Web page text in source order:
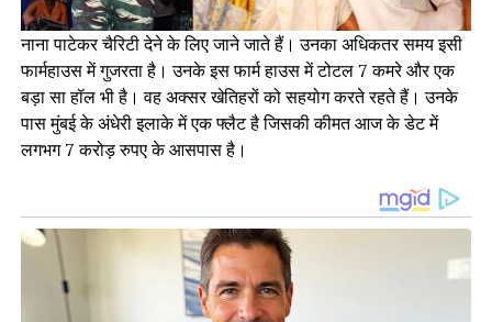
नाना पाटेकर चैरिटी देने के लिए जाने जाते हैं। उनका अधिकतर समय इसी
फार्महाउस में गुजरता है। उनके इस फार्म हाउस में टोटल 7 कमरे और एक
बड़ा सा हॉल भी है। वह अक्सर खेतिहरों को सहयोग करते रहते हैं। उनके
पास मुंबई के अंधेरी इलाके में एक फ्लैट है जिसकी कीमत आज के डेट में
लगभग 7 करोड़ रुपए के आसपास है।